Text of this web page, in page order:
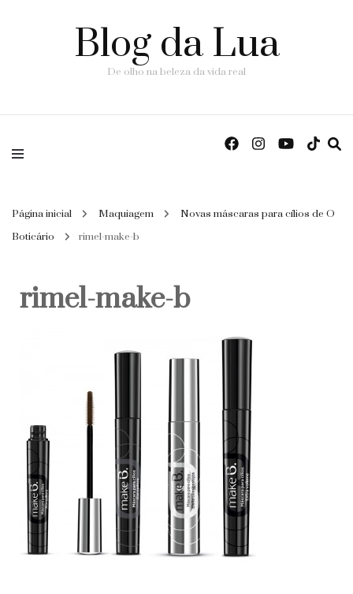
Blog da Lua
De olho na beleza da vida real
Página inicial Maquiagem
Novas máscaras para cílios de O
Boticário
rimel-make-b
rimel-make-b